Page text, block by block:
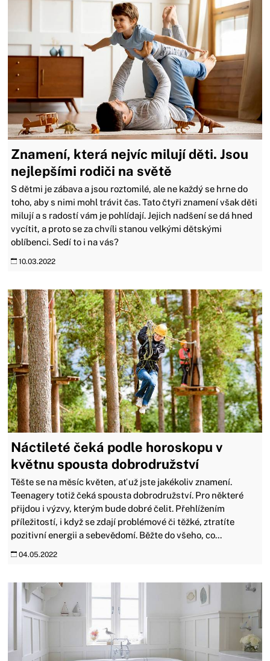
Znamení, která nejvíc milují děti. Jsou
nejlepšími rodiči na světě
S dětmi je zábava a jsou roztomilé, ale ne každý se hrne do
toho, aby s nimi mohl trávit čas. Tato čtyři znamení však děti
milují a s radostí vám je pohlídají. Jejich nadšení se dá hned
vycítit, a proto se za chvíli stanou velkými dětskými
oblíbenci. Sedí to i na vás?
10.03.2022
Náctileté čeká podle horoskopu v
květnu spousta dobrodružství
Těšte se na měsíc květen, ať už jste jakékoliv znamení.
Teenagery totiž čeká spousta dobrodružství. Pro některé
přijdou i výzvy, kterým bude dobré čelit. Přehlížením
příležitostí, i když se zdají problémové či těžké, ztratíte
pozitivní energii a sebevědomí. Běžte do všeho, co...
04.05.2022